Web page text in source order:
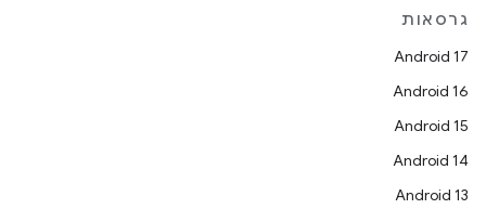
גרסאות
Android 17
Android 16
Android 15
Android 14
Android 13